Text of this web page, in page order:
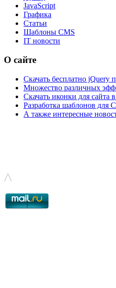
JavaScript
Графика
Статьи
Шаблоны CMS
IT новости
О сайте
Скачать бесплатно
Множество различных
Скачать иконки для сайта
Разработка шаблонов для
А также интересные
© - 2015-2017 - helix.su - все для
^